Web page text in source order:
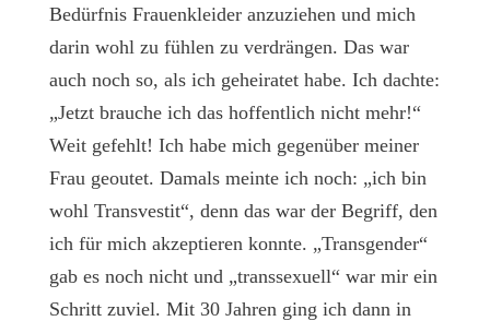
Bedürfnis Frauenkleider anzuziehen und mich
darin wohl zu fühlen zu verdrängen. Das war
auch noch so, als ich geheiratet habe. Ich dachte:
„Jetzt brauche ich das hoffentlich nicht mehr!“
Weit gefehlt! Ich habe mich gegenüber meiner
Frau geoutet. Damals meinte ich noch: „ich bin
wohl Transvestit“, denn das war der Begriff, den
ich für mich akzeptieren konnte. „Transgender“
gab es noch nicht und „transsexuell“ war mir ein
Schritt zuviel. Mit 30 Jahren ging ich dann in